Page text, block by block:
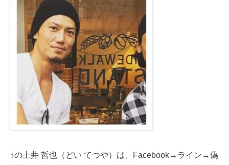
↑の土井 哲也（どい てつや）は、Facebook→ライン→偽